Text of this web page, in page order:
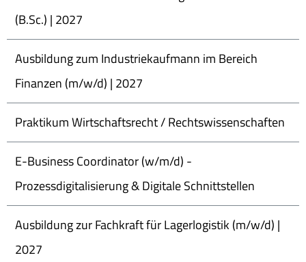
(B.Sc.) | 2027
Ausbildung zum Industriekaufmann im Bereich
Finanzen (m/w/d) | 2027
Praktikum Wirtschaftsrecht / Rechtswissenschaften
E-Business Coordinator (w/m/d) -
Prozessdigitalisierung & Digitale Schnittstellen
Ausbildung zur Fachkraft für Lagerlogistik (m/w/d) |
2027